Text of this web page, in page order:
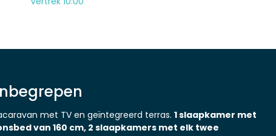
met TV en geïntegreerd terras. 1 slaapkamer met
van 160 cm, 2 slaapkamers met elk twee